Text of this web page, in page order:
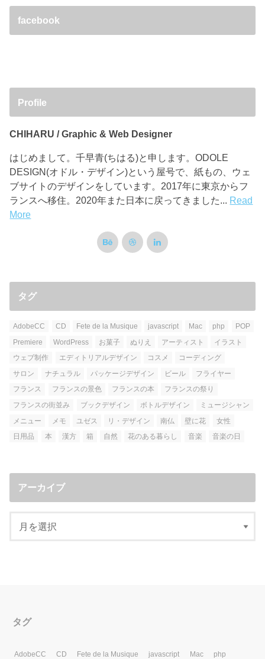
facebook
Profile
CHIHARU / Graphic & Web Designer
はじめまして。千早青(ちはる)と申します。ODOLE
DESIGN(オドル・デザイン)という屋号で、紙もの、ウェ
ブサイトのデザインをしています。2017年に東京からフ
ランスへ移住。2020年また日本に戻ってきました... Read
More
タグ
AdobeCC CD Fete de la Musique javascript Mac php
POP
Premiere
WordPress お菓子 ぬりえ アーティスト
イラスト
ウェブ制作
エディトリアルデザイン コスメ
コーディング
サロン
ナチュラル パッケージデザイン ビール
フライヤー
フランス
フランスの景色 フランスの本
フランスの祭り
フランスの街並み
ブックデザイン ボトルデザイン
ミュージシャン
メニュー
メモ ユゼス リ・デザイン 南仏 壁に花
女性
日用品
本 漢方 箱 自然 花のある暮らし 音楽 音楽の日
アーカイブ
タグ
AdobeCC CD Fete de la Musique javascript Mac
php